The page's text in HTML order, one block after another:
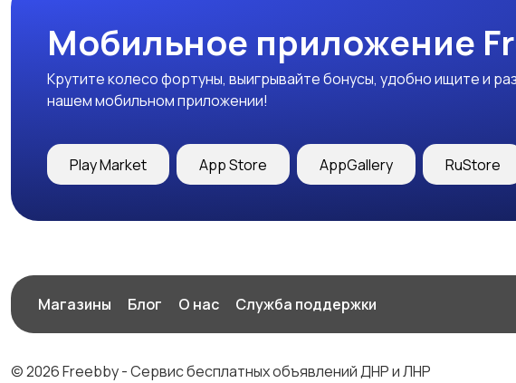
Мобильное приложение
Крутите колесо фортуны, выигрывайте бонусы, удобно ищите и
нашем мобильном приложении!
Play Market App Store AppGallery RuStore
Магазины Блог О нас Служба поддержки
© 2026 Freebby - Сервис бесплатных объявлений ДНР и ЛНР